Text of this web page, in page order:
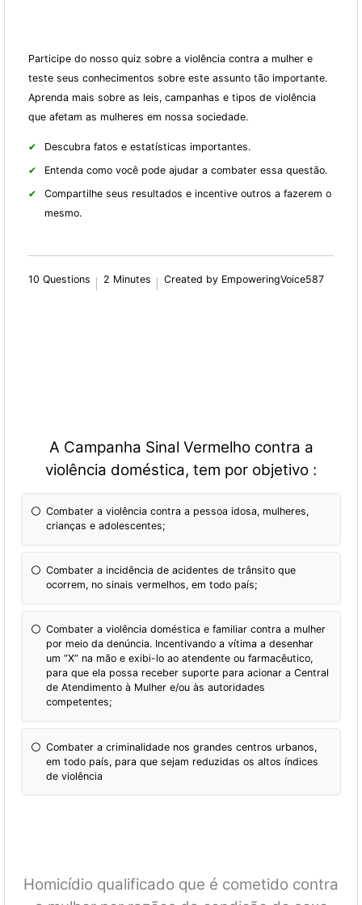
Participe do nosso quiz sobre a violência contra a mulher e
teste seus conhecimentos sobre este assunto tão importante.
Aprenda mais sobre as leis, campanhas e tipos de violência
que afetam as mulheres em nossa sociedade.
Descubra fatos e estatísticas importantes.
Entenda como você pode ajudar a combater essa questão.
Compartilhe seus resultados e incentive outros a fazerem o
mesmo.
10 Questions 2 Minutes Created by EmpoweringVoice587
A Campanha Sinal Vermelho contra a
violência doméstica, tem por objetivo :
Combater a violência contra a pessoa idosa, mulheres,
crianças e adolescentes;
Combater a incidência de acidentes de trânsito que
ocorrem, no sinais vermelhos, em todo país;
Combater a violência doméstica e familiar contra a mulher
por meio da denúncia. Incentivando a vítima a desenhar
um “X” na mão e exibi-lo ao atendente ou farmacêutico,
para que ela possa receber suporte para acionar a Central
de Atendimento à Mulher e/ou às autoridades
competentes;
Combater a criminalidade nos grandes centros urbanos,
em todo país, para que sejam reduzidas os altos índices
de violência
Homicídio qualificado que é cometido contra